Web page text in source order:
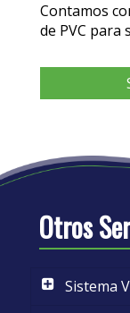
Contamos
de PVC para
Otros
Sistema